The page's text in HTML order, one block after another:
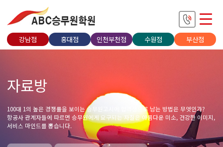
강남점 홍대점 인천부천점 수원점 부산점
자료방
100대 1의 높은 경쟁률을 보이는 승무원고시에 합격생으로 남는 방법은 무엇인가?
항공사 관계자들에 따르면 승무원에게 요구되는 자질은 아름다운 미소, 건강한 이미지,
서비스 마인드를 뽑습니다.